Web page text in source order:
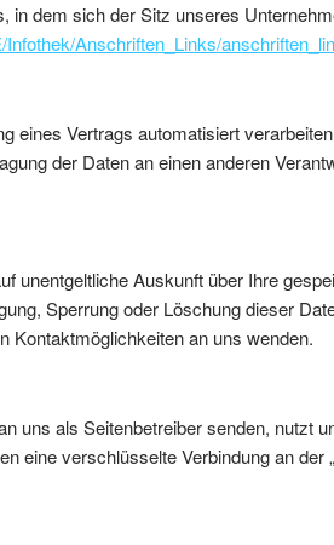
dem sich der Sitz unseres
Anschriften_Links/
eines Vertrags automatisiert
der Daten an einen anderen
Auskunft über Ihre
Sperrung oder Löschung dieser
Kontaktmöglichkeiten an uns wenden.
als Seitenbetreiber senden, nutzt
eine verschlüsselte Verbindung an